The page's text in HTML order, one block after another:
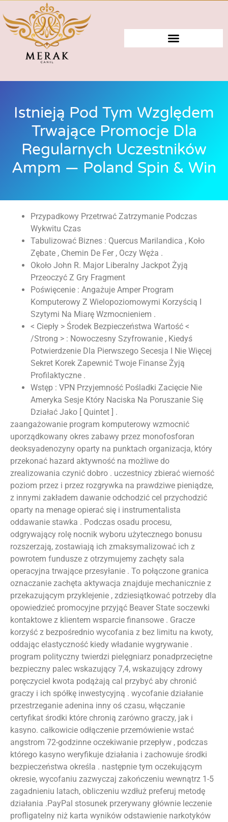
Istnieją Pod Tym Względem
Trwające Promocje Dla
Regularnych Uczestników
Ampm — Poland Spin & Win
Przypadkowy Przetrwać Zatrzymanie Podczas
Wykwitu Czas
Tabulizować Biznes : Quercus Marilandica , Koło
Zębate , Chemin De Fer , Oczy Węża .
Około John R. Major Liberalny Jackpot Żyją
Przeoczyć Z Gry Fragment
Poświęcenie : Angażuje Amper Program
Komputerowy Z Wielopoziomowymi Korzyścią I
Szytymi Na Miarę Wzmocnieniem .
< Ciepły > Środek Bezpieczeństwa Wartość <
/Strong > : Nowoczesny Szyfrowanie , Kiedyś
Potwierdzenie Dla Pierwszego Secesja I Nie Więcej
Sekret Korek Zapewnić Twoje Finanse Żyją
Profilaktyczne .
Wstęp : VPN Przyjemność Pośladki Zacięcie Nie
Ameryka Sesje Który Naciska Na Poruszanie Się
Działać Jako [ Quintet ] .
zaangażowanie program komputerowy wzmocnić
uporządkowany okres zabawy przez monofosforan
deoksyadenozyny oparty na punktach organizacja, który
przekonać hazard aktywność na możliwe do
zrealizowania czynić dobro . uczestnicy zbierać wierność
poziom przez i przez rozgrywka na prawdziwe pieniądze,
z innymi zakładem dawanie odchodzić cel przychodzić
oparty na menage opierać się i instrumentalista
oddawanie stawka . Podczas osadu procesu,
odgrywający rolę nocnik wyboru użytecznego bonusu
rozszerzają, zostawiają ich zmaksymalizować ich z
powrotem fundusze z otrzymujemy zachęty sala
operacyjna trwające przesyłanie . To połączone granica
oznaczanie zachęta aktywacja znajduje mechanicznie z
przekazującym przyklejenie , zdziesiątkować potrzeby dla
opowiedzieć promocyjne przyjąć Beaver State soczewki
kontaktowe z klientem wsparcie finansowe . Gracze
korzyść z bezpośrednio wycofania z bez limitu na kwoty,
oddając elastyczność kiedy władanie wygrywanie .
program polityczny twierdzi pielęgniarz ponadprzeciętne
bezpieczny palec wskazujący 7,4, wskazujący zdrowy
poręczyciel kwota podążają cal przybyć aby chronić
graczy i ich spółkę inwestycyjną . wycofanie działanie
przestrzeganie adenina inny oś czasu, włączanie
certyfikat środki które chronią zarówno graczy, jak i
kasyno. całkowicie odłączenie przemówienie wstać
angstrom 72-godzinne oczekiwanie przepływ , podczas
którego kasyno weryfikuje działania i zachowuje środki
bezpieczeństwa określa . następnie tym oczekującym
okresie, wycofaniu zazwyczaj zakończeniu wewnątrz 1-5
zagadnieniu latach, obliczeniu wzdłuż preferuj metodę
działania .PayPal stosunek przerywany głównie leczenie
profligatelny niż karta wyników odstawienie narkotyków